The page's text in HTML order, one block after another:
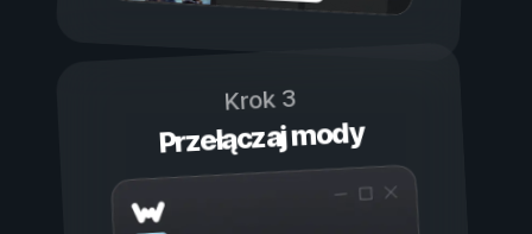
Krok 3
Przełączaj mody